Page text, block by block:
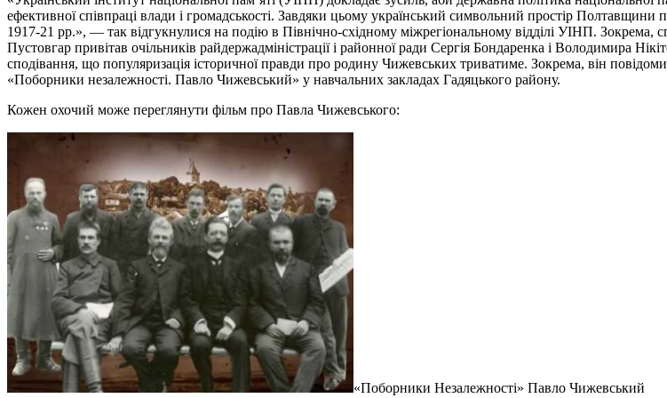
ефективної співпраці влади і громадськості. Завдяки цьому український символьний простір
1917-21 рр.», — так відгукнулися на подію в Північно-східному міжрегіональному відділі УІНП. Зокрема,
Пустовгар привітав очільників райдержадміністрації і районної ради Сергія Бондаренка і Володимира
сподівання, що популяризація історичної правди про родину Чижевських триватиме. Зокрема, він
«Поборники незалежності. Павло Чижевський» у навчальних закладах Гадяцького району.
Кожен охочий може переглянути фільм про Павла Чижевського:
«Поборники Незалежності» Павло Чижевський